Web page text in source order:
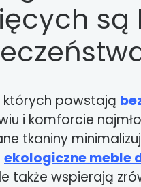
są
których powstają
i komforcie
tkaniny
ekologiczne meble
także wspierają